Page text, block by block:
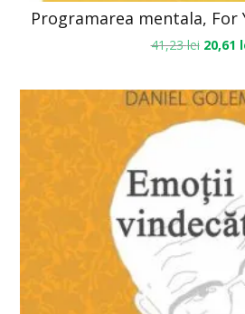
Programarea mentala, For
41,23lei 20,61